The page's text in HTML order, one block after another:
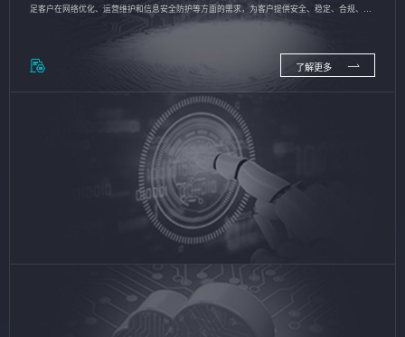
足客户在网络优化、运营维护和信息安全防护等方面的需求，为客户提供安全、稳定、合规、持
了解更多